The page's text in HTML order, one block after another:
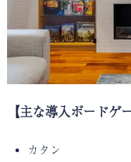
【主な導入ボードゲ
カタン